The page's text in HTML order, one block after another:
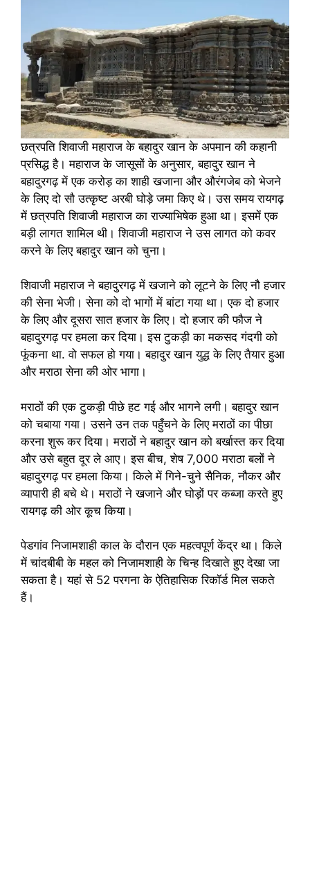
छत्रपति शिवाजी महाराज के बहादुर खान के अपमान की कहानी
प्रसिद्ध है। महाराज के जासूसों के अनुसार, बहादुर खान ने
बहादुरगढ़ में एक करोड़ का शाही खजाना और औरंगजेब को भेजने
के लिए दो सौ उत्कृष्ट अरबी घोड़े जमा किए थे। उस समय रायगढ़
में छत्रपति शिवाजी महाराज का राज्याभिषेक हुआ था। इसमें एक
बड़ी लागत शामिल थी। शिवाजी महाराज ने उस लागत को कवर
करने के लिए बहादुर खान को चुना।
शिवाजी महाराज ने बहादुरगढ़ में खजाने को लूटने के लिए नौ हजार
की सेना भेजी। सेना को दो भागों में बांटा गया था। एक दो हजार
के लिए और दूसरा सात हजार के लिए। दो हजार की फौज ने
बहादुरगढ़ पर हमला कर दिया। इस टुकड़ी का मकसद गंदगी को
फूंकना था. वो सफल हो गया। बहादुर खान युद्ध के लिए तैयार हुआ
और मराठा सेना की ओर भागा।
मराठों की एक टुकड़ी पीछे हट गई और भागने लगी। बहादुर खान
को चबाया गया। उसने उन तक पहुँचने के लिए मराठों का पीछा
करना शुरू कर दिया। मराठों ने बहादुर खान को बर्खास्त कर दिया
और उसे बहुत दूर ले आए। इस बीच, शेष 7,000 मराठा बलों ने
बहादुरगढ़ पर हमला किया। किले में गिने-चुने सैनिक, नौकर और
व्यापारी ही बचे थे। मराठों ने खजाने और घोड़ों पर कब्जा करते हुए
रायगढ़ की ओर कूच किया।
पेडगांव निजामशाही काल के दौरान एक महत्वपूर्ण केंद्र था। किले
में चांदबीबी के महल को निजामशाही के चिन्ह दिखाते हुए देखा जा
सकता है। यहां से 52 परगना के ऐतिहासिक रिकॉर्ड मिल सकते
हैं।